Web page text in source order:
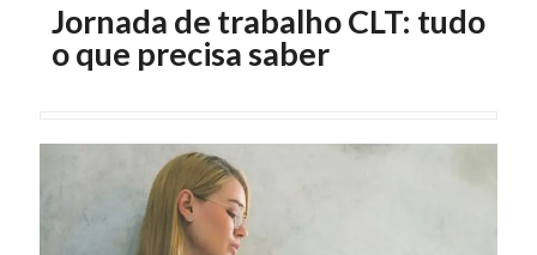
Jornada de trabalho CLT: tudo
o que precisa saber